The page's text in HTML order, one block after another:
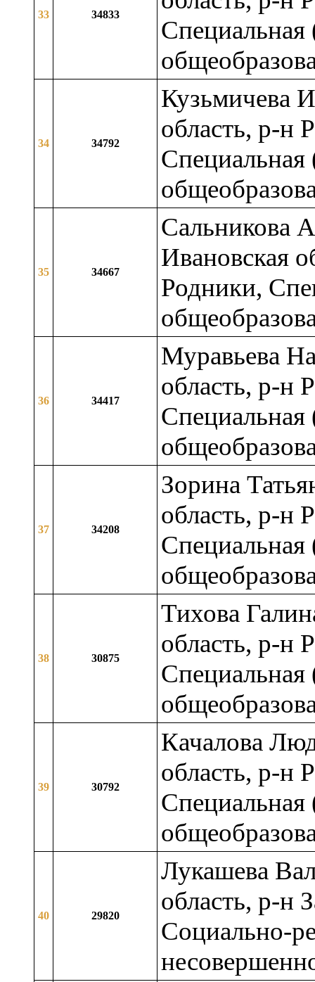
33 34833
Специальная
34 34792
Кузьмичева
область, р-н
Специальная
35 34667
Сальникова
Ивановская
Родники,
36 34417
Муравьева
область, р-н
Специальная
37 34208
Зорина
область, р-н
Специальная
38 30875
Тихова
область, р-н
Специальная
39 30792
Качалова
область, р-н
Специальная
40 29820
Лукашева
область, р-н
Социально-